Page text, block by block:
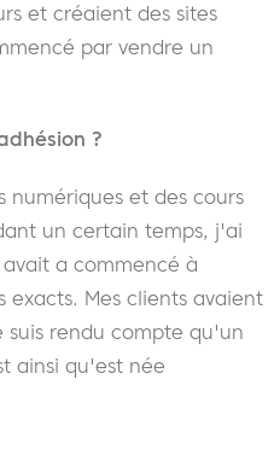
et créaient des sites
par vendre un
?
numériques et des cours
un certain temps, j'ai
avait a commencé à
exacts. Mes clients avaient
rendu compte qu'un
ainsi qu'est née